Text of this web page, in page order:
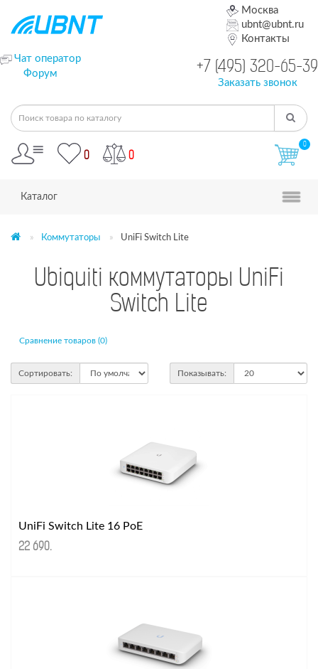
Москва
ubnt@ubnt.ru
Контакты
Чат оператор
Форум
+7 (495) 320-65-39
Заказать звонок
0 0
0
Каталог
Коммутаторы UniFi Switch Lite
Ubiquiti коммутаторы UniFi
Switch Lite
Сравнение товаров (0)
Сортировать: Показывать:
UniFi Switch Lite 16 PoE
22 690.